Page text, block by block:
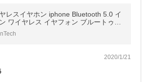
レスイヤホン iphone Bluetooth 5.0 イ
ワイヤレス イヤフォン ブルートゥー
ク 防水 両耳 片耳 スポーツ ケース 安
質 大容量 3600mAh
2020/1/21